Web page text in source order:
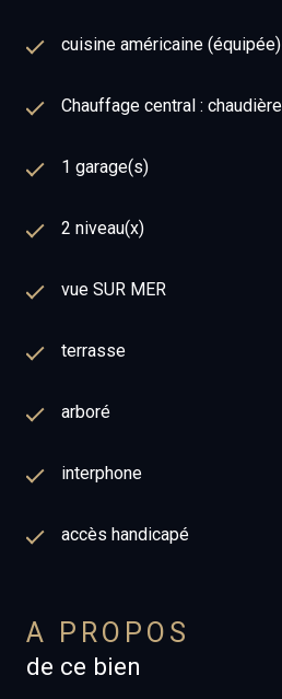
cuisine américaine (équipée)
Chauffage central :
1 garage(s)
2 niveau(x)
vue SUR MER
terrasse
arboré
interphone
accès handicapé
A PROPOS
de ce bien